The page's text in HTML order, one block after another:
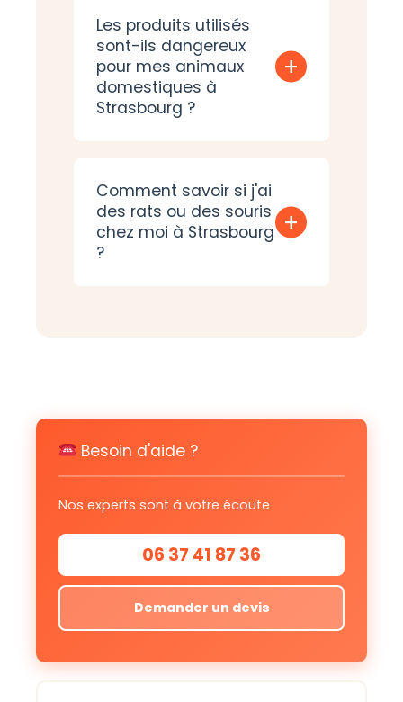
Les produits utilisés
sont-ils dangereux
pour mes animaux
domestiques à
Strasbourg ?
+
Comment savoir si j'ai
des rats ou des souris
chez moi à Strasbourg
?
+
Besoin d'aide ?
Nos experts sont à votre écoute
06 37 41 87 36
Demander un devis